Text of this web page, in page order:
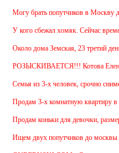
Могу брать попутчиков в Москву до
У кого сбежал хомяк. Сейчас
Около дома Земская, 23 третий день
РОЗЫСКИВАЕТСЯ!!! Котова Елена
Семья из 3-х человек, срочно снимет в
Продам 3-х комнатную квартиру в 34
Продам коньки для девочки, размер
Ищем двух попутчиков до москвы